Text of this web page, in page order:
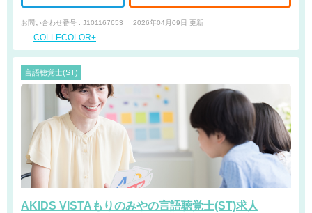
お問い合わせ番号 : J101167653 2026年04月09日 更新
COLLECOLOR+
言語聴覚士(ST)
AKIDS VISTAもりのみやの言語聴覚士(ST)求人